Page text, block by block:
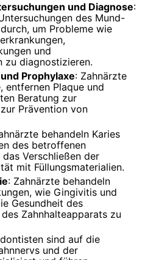
und Diagnose:
des Mund-
um Probleme wie
und
zu diagnostizieren.
Prophylaxe: Zahnärzte
entfernen Plaque und
Beratung zur
Prävention von
behandeln Karies
des betroffenen
Verschließen der
mit Füllungsmaterialien.
: Zahnärzte behandeln
wie Gingivitis und
Gesundheit des
Zahnhalteapparats zu
sind auf die
und der